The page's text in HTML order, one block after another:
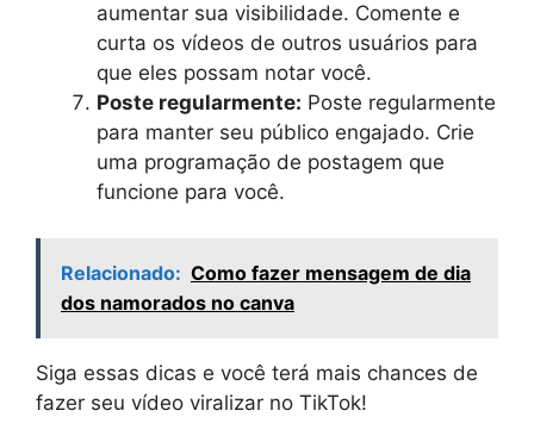
aumentar sua visibilidade. Comente e
curta os vídeos de outros usuários para
que eles possam notar você.
Poste regularmente: Poste regularmente
para manter seu público engajado. Crie
uma programação de postagem que
funcione para você.
Relacionado: Como fazer mensagem de dia
dos namorados no canva
Siga essas dicas e você terá mais chances de
fazer seu vídeo viralizar no TikTok!